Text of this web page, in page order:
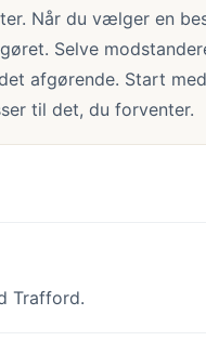
Når du vælger en
Selve
afgørende. Start
til det, du forventer.
Trafford.